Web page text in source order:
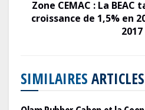
Zone CEMAC : La
croissance de 1,5% en
2017
SIMILAIRES ARTICLES